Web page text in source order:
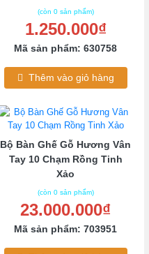
(còn 0 sản phẩm)
1.250.000₫
Mã sản phẩm: 630758
Thêm vào giỏ hàng
Bộ Bàn Ghế Gỗ Hương Vân
Tay 10 Chạm Rồng Tinh
Xảo
(còn 0 sản phẩm)
23.000.000₫
Mã sản phẩm: 703951